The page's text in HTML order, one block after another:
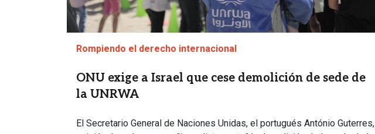
Rompiendo el derecho internacional
ONU exige a Israel que cese demolición de sede de
la UNRWA
El Secretario General de Naciones Unidas, el portugués António Guterres,